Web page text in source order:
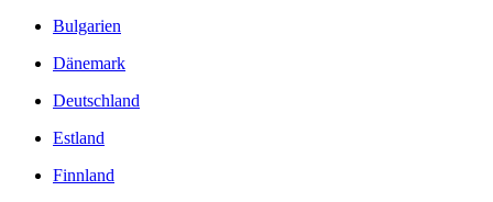
Bulgarien
Dänemark
Deutschland
Estland
Finnland